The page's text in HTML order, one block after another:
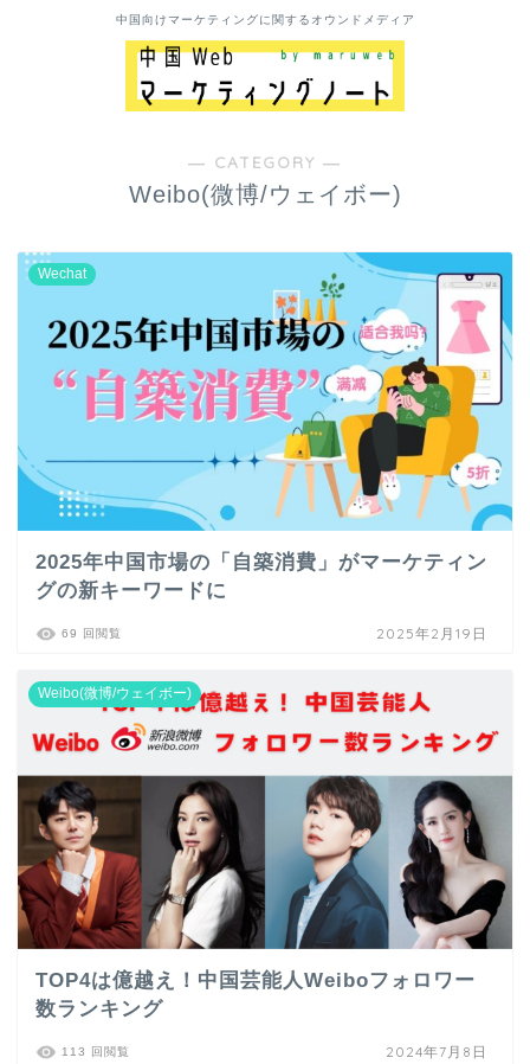
中国向けマーケティングに関するオウンドメディア
― CATEGORY ―
Weibo(微博/ウェイボー)
Wechat
2025年中国市場の「自築消費」がマーケティン
グの新キーワードに
69 回閲覧 2025年2月19日
Weibo(微博/ウェイボー)
TOP4は億越え！中国芸能人Weiboフォロワー
数ランキング
113 回閲覧 2024年7月8日